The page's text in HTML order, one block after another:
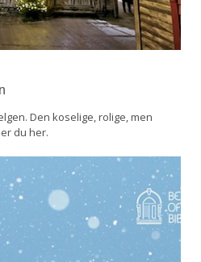
Den koselige, rolige, men
du her.